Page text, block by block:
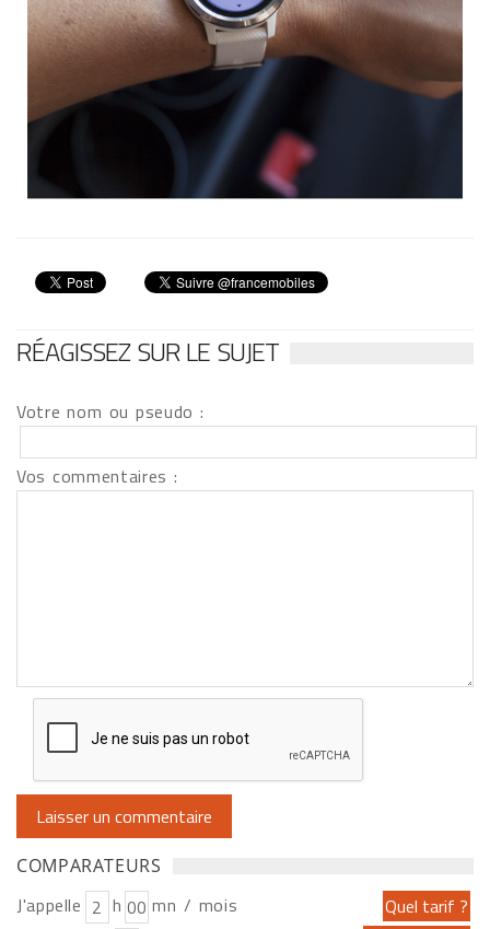
RÉAGISSEZ SUR LE SUJET
Votre nom ou pseudo :
Vos commentaires :
COMPARATEURS
J'appelle h
mn / mois